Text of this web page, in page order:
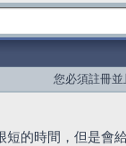
您必須註冊
短的時間，但是會